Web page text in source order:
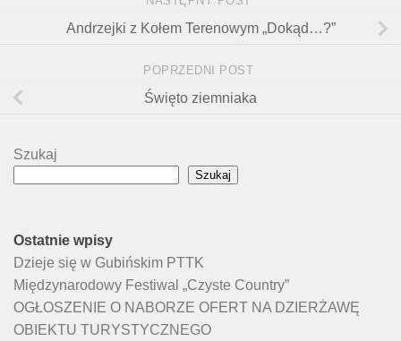
Andrzejki z Kołem Terenowym „Dokąd…?”
POPRZEDNI POST
Święto ziemniaka
Szukaj
Szukaj
Ostatnie wpisy
Dzieje się w Gubińskim PTTK
Międzynarodowy Festiwal „Czyste Country”
OGŁOSZENIE O NABORZE OFERT NA DZIERŻAWĘ
OBIEKTU TURYSTYCZNEGO